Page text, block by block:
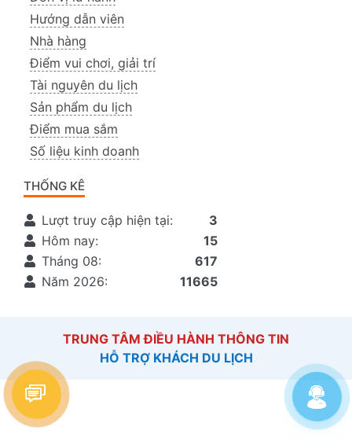
Hướng dẫn viên
Nhà hàng
Điểm vui chơi, giải trí
Tài nguyên du lịch
Sản phẩm du lịch
Điểm mua sắm
Số liệu kinh doanh
THỐNG KÊ
Lượt truy cập hiện tại:
3
Hôm nay:
15
Tháng 08:
617
Năm 2026:
11665
TRUNG TÂM ĐIỀU HÀNH THÔNG TIN
HỖ TRỢ KHÁCH DU LỊCH